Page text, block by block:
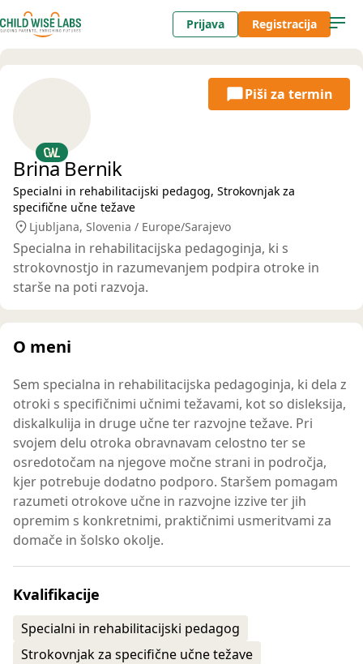
Prijava Registracija
Brina Bernik
Specialni in rehabilitacijski pedagog, Strokovnjak za
specifične učne težave
Ljubljana, Slovenia / Europe/Sarajevo
Specialna in rehabilitacijska pedagoginja, ki s
strokovnostjo in razumevanjem podpira otroke in
starše na poti razvoja.
Piši za termin
O meni
Sem specialna in rehabilitacijska pedagoginja, ki dela z
otroki s specifičnimi učnimi težavami, kot so disleksija,
diskalkulija in druge učne ter razvojne težave. Pri
svojem delu otroka obravnavam celostno ter se
osredotočam na njegove močne strani in področja,
kjer potrebuje dodatno podporo. Staršem pomagam
razumeti otrokove učne in razvojne izzive ter jih
opremim s konkretnimi, praktičnimi usmeritvami za
domače in šolsko okolje.
Kvalifikacije
Specialni in rehabilitacijski pedagog
Strokovnjak za specifične učne težave